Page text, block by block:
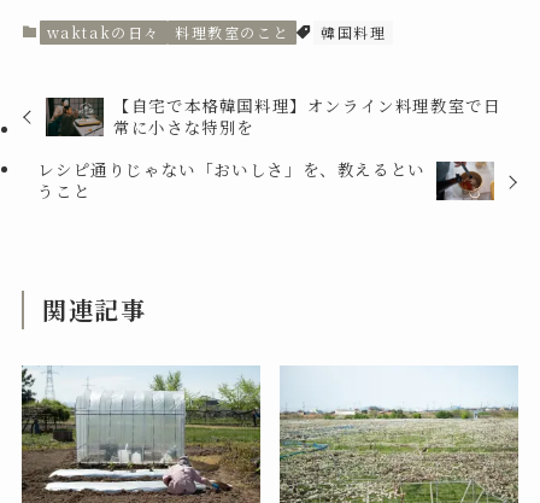
waktakの日々 料理教室のこと 韓国料理
【自宅で本格韓国料理】オンライン料理教室で日
常に小さな特別を
レシピ通りじゃない「おいしさ」を、教えるとい
うこと
関連記事